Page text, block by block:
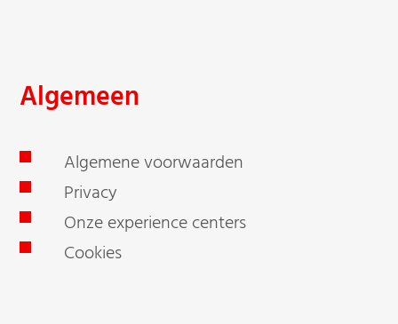
Algemeen
Algemene voorwaarden
Privacy
Onze experience centers
Cookies